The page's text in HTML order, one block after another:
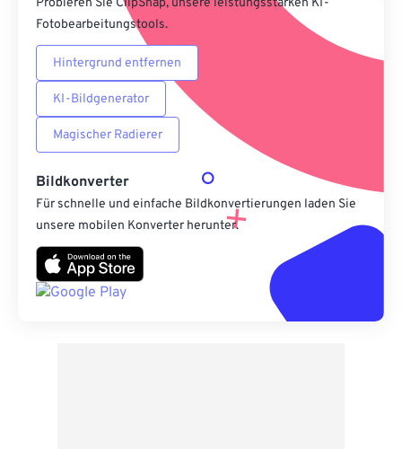
Probieren Sie ClipSnap, unsere leistungsstarken KI-
Fotobearbeitungstools.
Hintergrund entfernen
KI-Bildgenerator
Magischer Radierer
Bildkonverter
Für schnelle und einfache Bildkonvertierungen laden Sie
unsere mobilen Konverter herunter.